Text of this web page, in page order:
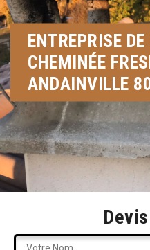
ENTREPRISE
CHEMINÉE
ANDAINVILLE